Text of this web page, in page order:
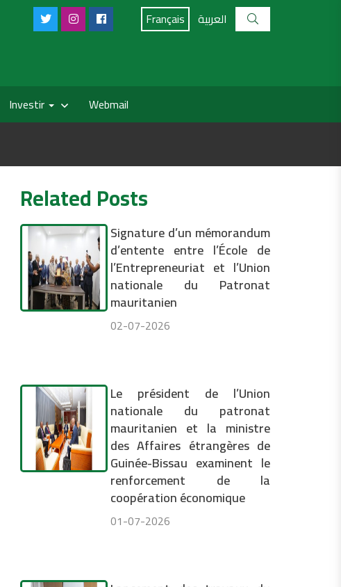
Français العربية
Investir Webmail
Related Posts
Signature d’un mémorandum
d’entente entre l’École de
l’Entrepreneuriat et l’Union
nationale du Patronat
mauritanien
02-07-2026
Le président de l’Union
nationale du patronat
mauritanien et la ministre
des Affaires étrangères de
Guinée-Bissau examinent le
renforcement de la
coopération économique
01-07-2026